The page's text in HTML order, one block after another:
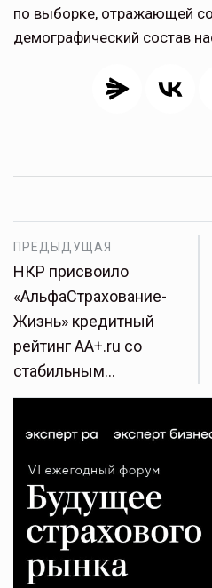
по выборке, отражающей
демографический состав
ПРЕДЫДУЩАЯ
НКР присвоило
«АльфаСтрахование-
Жизнь» кредитный
рейтинг АА+.ru cо
стабильным…